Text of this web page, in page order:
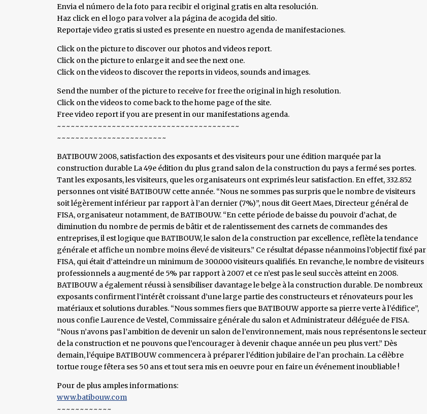
Envia el número de la foto para recibir el original gratis en alta resolución.
Haz click en el logo para volver a la página de acogida del sitio.
Reportaje video gratis si usted es presente en nuestro agenda de manifestaciones.
Click on the picture to discover our photos and videos report.
Click on the picture to enlarge it and see the next one.
Click on the videos to discover the reports in videos, sounds and images.
Send the number of the picture to receive for free the original in high resolution.
Click on the videos to come back to the home page of the site.
Free video report if you are present in our manifestations agenda.
~~~~~~~~~~~~~~~~~~~~~~~~~~~~~~~~~~~~~~~~
~~~~~~~~~~~~~~~~~~~~~~~~
BATIBOUW 2008, satisfaction des exposants et des visiteurs pour une édition marquée par la
construction durable La 49e édition du plus grand salon de la construction du pays a fermé ses portes.
Tant les exposants, les visiteurs, que les organisateurs ont exprimés leur satisfaction. En effet, 332.852
personnes ont visité BATIBOUW cette année. “Nous ne sommes pas surpris que le nombre de visiteurs
soit légèrement inférieur par rapport à l’an dernier (7%)”, nous dit Geert Maes, Directeur général de
FISA, organisateur notamment, de BATIBOUW. “En cette période de baisse du pouvoir d’achat, de
diminution du nombre de permis de bâtir et de ralentissement des carnets de commandes des
entreprises, il est logique que BATIBOUW, le salon de la construction par excellence, reflète la tendance
générale et affiche un nombre moins élevé de visiteurs.” Ce résultat dépasse néanmoins l’objectif fixé par
FISA, qui était d’atteindre un minimum de 300.000 visiteurs qualifiés. En revanche, le nombre de visiteurs
professionnels a augmenté de 5% par rapport à 2007 et ce n’est pas le seul succès atteint en 2008.
BATIBOUW a également réussi à sensibiliser davantage le belge à la construction durable. De nombreux
exposants confirment l’intérêt croissant d’une large partie des constructeurs et rénovateurs pour les
matériaux et solutions durables. “Nous sommes fiers que BATIBOUW apporte sa pierre verte à l’édifice”,
nous confie Laurence de Vestel, Commissaire générale du salon et Administrateur déléguée de FISA.
“Nous n’avons pas l’ambition de devenir un salon de l’environnement, mais nous représentons le secteur
de la construction et ne pouvons que l’encourager à devenir chaque année un peu plus vert.” Dès
demain, l’équipe BATIBOUW commencera à préparer l’édition jubilaire de l’an prochain. La célèbre
tortue rouge fêtera ses 50 ans et tout sera mis en oeuvre pour en faire un événement inoubliable !
Pour de plus amples informations:
www.batibouw.com
~~~~~~~~~~~~